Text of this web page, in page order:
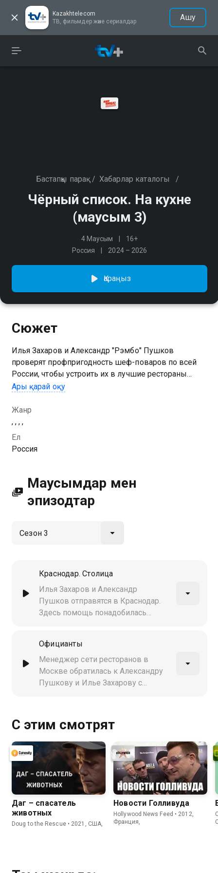
Kazakhtelecom
ТВ, фильмдер және сериалдар
Ашу
Бастапқы парақ / Хабарлар каталогы /
Чёрный список. На кухне
(маусым 3)
4 Маусым
16+
Россия
2024 – 2026
Қараңыз
Сюжет
Илья Захаров и Александр "Рэмбо" Пушков
проверят профпригодность шеф-поваров по всей
России, чтобы устроить их в лучшие рестораны
страны. Недобросовестные кулинары будут
онлайн көру мүмкіндігіңіз бар, ол тегін және жоғары
сапалы HD форматында Қазахтелеком арқылы
Ары қарай оқу
Жанр
, , , ,
Ел
Россия
Маусымдар мен
эпизодтар
Краснодар. Столица
Илья Захаров и Александр
Пушков отправятся в Краснодар.
Здесь помощь понадобилась
шеф-повара,
специализирующегося на
испанской кухне
Официанты
Менеджер сети ресторанов в
Москве обратилась к Александру
Пушкову и Илье Захарову с
из трёх ценовых сегментов в
стрессовых условиях
С этим смотрят
Даг – спасатель
животных
Doug to the Rescue • 2021, США,
Новости Голливуда
Hollywood News Feed • 2012,
Франция,